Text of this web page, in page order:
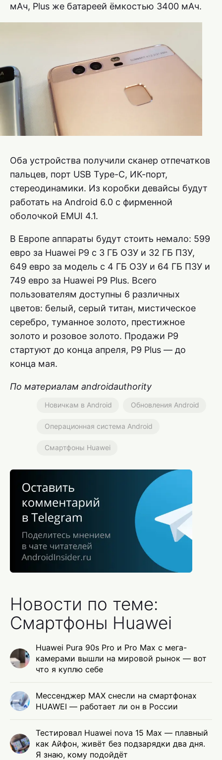
мАч, Plus же батареей ёмкостью 3400 мАч.
Оба устройства получили сканер отпечатков
пальцев, порт USB Type-C, ИК-порт,
стереодинамики. Из коробки девайсы будут
работать на Android 6.0 с фирменной
оболочкой EMUI 4.1.
В Европе аппараты будут стоить немало: 599
евро за Huawei P9 с 3 ГБ ОЗУ и 32 ГБ ПЗУ,
649 евро за модель с 4 ГБ ОЗУ и 64 ГБ ПЗУ и
749 евро за Huawei P9 Plus. Всего
пользователям доступны 6 различных
цветов: белый, серый титан, мистическое
серебро, туманное золото, престижное
золото и розовое золото. Продажи P9
стартуют до конца апреля, P9 Plus — до
конца мая.
По материалам androidauthority
Новичкам в Android Обновления Android
Операционная система Android
Смартфоны Huawei
Новости по теме:
Смартфоны Huawei
Huawei Pura 90s Pro и Pro Max с мега-
камерами вышли на мировой рынок — вот
что я куплю себе
Мессенджер MAX снесли на смартфонах
HUAWEI — работает ли он в России
Тестировал Huawei nova 15 Max — плавный
как Айфон, живёт без подзарядки два дня.
Я знаю, кому подойдёт